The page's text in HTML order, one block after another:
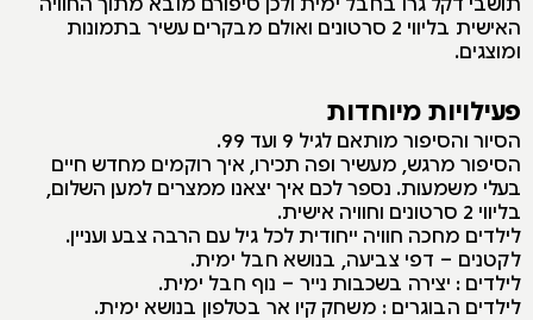
האישית בליווי 2 סרטונים ואולם מבקרים עשיר בתמונות
ומוצגים.
פעילויות מיוחדות
הסיור והסיפור מותאם לגיל 9 ועד 99.
הסיפור מרגש, מעשיר ופה תכירו, איך רוקמים מחדש חיים
בעלי משמעות. נספר לכם איך יצאנו ממצרים למען השלום,
בליווי 2 סרטונים וחוויה אישית.
לילדים מחכה חוויה ייחודית לכל גיל עם הרבה צבע ועניין.
לקטנים – דפי צביעה, בנושא חבל ימית.
לילדים : יצירה בשכבות נייר – נוף חבל ימית.
לילדים הבוגרים : משחק קיו אר בטלפון בנושא ימית.